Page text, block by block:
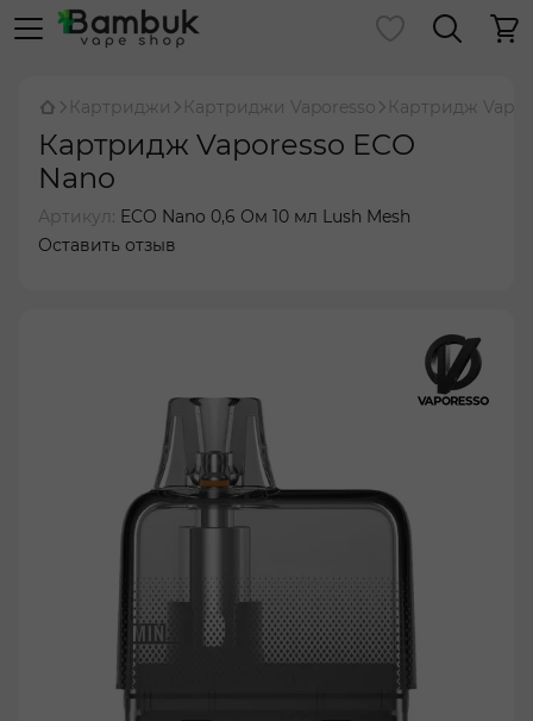
Картриджи Картриджи Vaporesso Картридж
Картридж Vaporesso ECO
Nano
Артикул: ECO Nano 0,6 Ом 10 мл Lush Mesh
Оставить отзыв